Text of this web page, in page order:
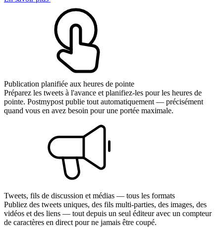
Publication planifiée aux heures de pointe
Préparez les tweets à l'avance et planifiez-les pour les heures de
pointe. Postmypost publie tout automatiquement — précisément
quand vous en avez besoin pour une portée maximale.
Tweets, fils de discussion et médias — tous les formats
Publiez des tweets uniques, des fils multi-parties, des images, des
vidéos et des liens — tout depuis un seul éditeur avec un compteur
de caractères en direct pour ne jamais être coupé.